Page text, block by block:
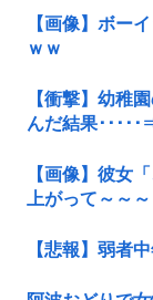
【画像】ボー
ｗｗ
【衝撃】幼稚
んだ結果･････
【画像】彼女
上がって～～
【悲報】弱者